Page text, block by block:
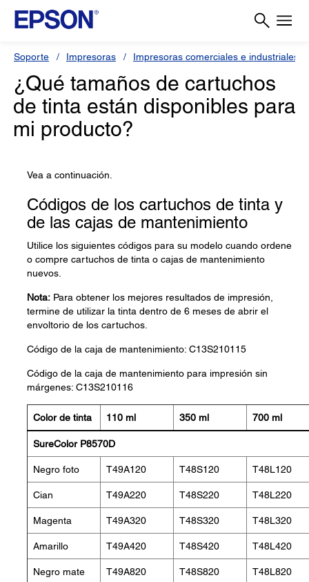
Soporte Impresoras Impresoras comerciales e industriales
¿Qué tamaños de cartuchos
de tinta están disponibles para
mi producto?
Vea a continuación.
Códigos de los cartuchos de tinta y
de las cajas de mantenimiento
Utilice los siguientes códigos para su modelo cuando ordene
o compre cartuchos de tinta o cajas de mantenimiento
nuevos.
Nota: Para obtener los mejores resultados de impresión,
termine de utilizar la tinta dentro de 6 meses de abrir el
envoltorio de los cartuchos.
Código de la caja de mantenimiento: C13S210115
Código de la caja de mantenimiento para impresión sin
márgenes: C13S210116
Color de tinta 110 ml 350 ml 700 ml
SureColor P8570D
Negro foto T49A120 T48S120 T48L120
Cian T49A220 T48S220 T48L220
Magenta T49A320 T48S320 T48L320
Amarillo T49A420 T48S420 T48L420
Negro mate T49A820 T48S820 T48L820